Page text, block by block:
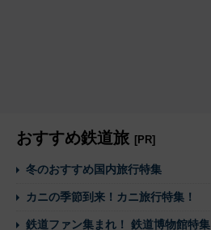
おすすめ鉄道旅 [PR]
冬のおすすめ国内旅行特集
カニの季節到来！カニ旅行特集！
鉄道ファン集まれ！ 鉄道博物館特集